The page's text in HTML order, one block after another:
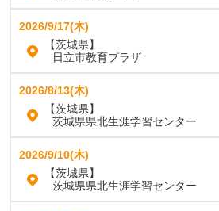
2026/9/17(木)
【茨城県】
日立市教育プラザ
2026/8/13(木)
【茨城県】
茨城県県北生涯学習センター
2026/9/10(木)
【茨城県】
茨城県県北生涯学習センター